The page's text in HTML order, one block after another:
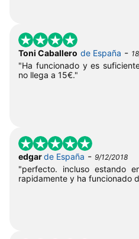
Toni Caballero de España -
"Ha funcionado y es
no llega a 15€."
edgarde España - 9/12/2018
"perfecto. incluso estando
rapidamente y ha funcionado